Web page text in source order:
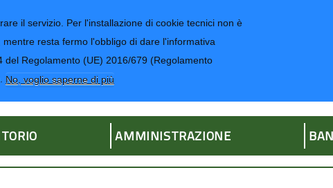
il servizio. Per l'installazione di cookie tecnici non è
resta fermo l'obbligo di dare l'informativa
Regolamento (UE) 2016/679 (Regolamento
No, voglio saperne di più
AMMINISTRAZIONE